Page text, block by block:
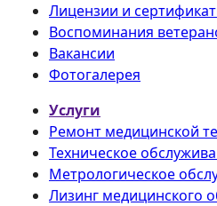
Лицензии и
Воспоминания
Вакансии
Фотогалерея
Услуги
Ремонт медицинской
Техническое
Метрологическое
Лизинг медицинского